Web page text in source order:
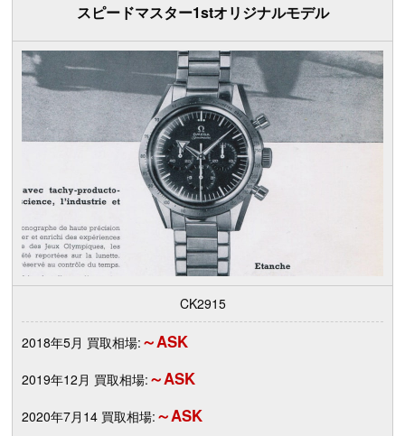
スピードマスター1stオリジナルモデル
CK2915
2018年5月 買取相場: ～ASK
2019年12月 買取相場: ～ASK
2020年7月14 買取相場: ～ASK